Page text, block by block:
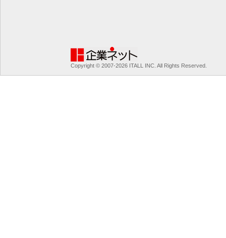
Copyright © 2007-2026 ITALL INC. All Rights Reserved.